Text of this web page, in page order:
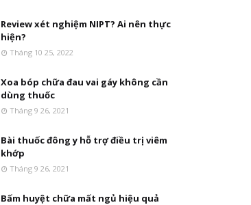
Review xét nghiệm NIPT? Ai nên thực
hiện?
Tháng 10 25, 2022
Xoa bóp chữa đau vai gáy không cần
dùng thuốc
Tháng 9 26, 2021
Bài thuốc đông y hỗ trợ điều trị viêm
khớp
Tháng 9 26, 2021
Bấm huyệt chữa mất ngủ hiệu quả